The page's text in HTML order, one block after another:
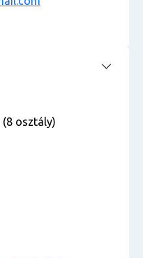
osztály)